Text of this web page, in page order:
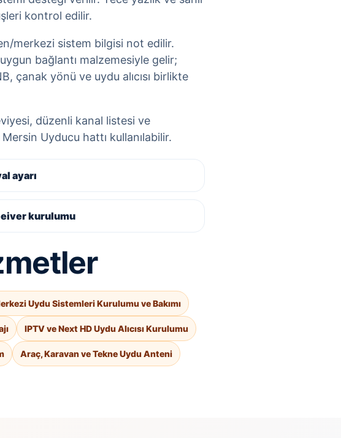
kontrol edilir.
merkezi sistem bilgisi not edilir.
bağlantı malzemesiyle gelir;
çanak yönü ve uydu alıcısı birlikte
düzenli kanal listesi ve
Uyducu hattı kullanılabilir.
ayarı
kurulumu
Uydu Sistemleri Kurulumu ve Bakımı
IPTV ve Next HD Uydu Alıcısı Kurulumu
Araç, Karavan ve Tekne Uydu Anteni